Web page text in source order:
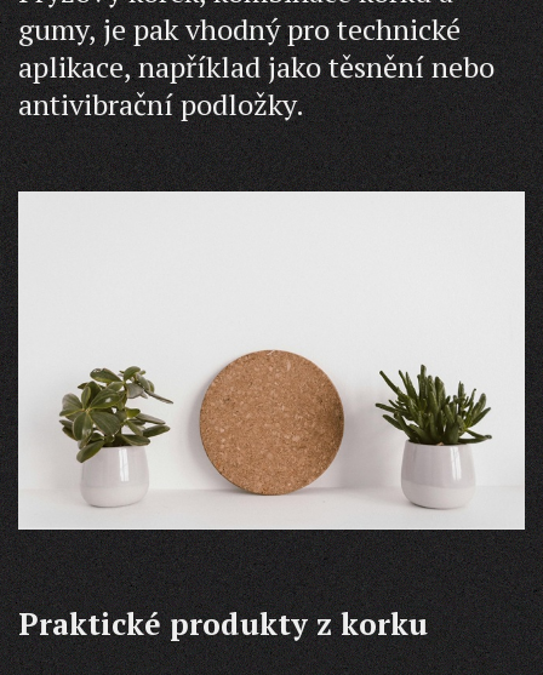
gumy, je pak vhodný pro technické
aplikace, například jako těsnění nebo
antivibrační podložky.
Praktické produkty z korku